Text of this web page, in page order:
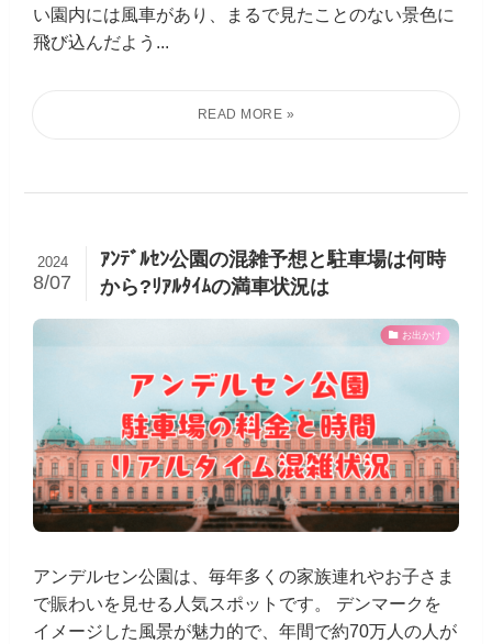
い園内には風車があり、まるで見たことのない景色に
飛び込んだよう...
ｱﾝﾃﾞﾙｾﾝ公園の混雑予想と駐車場は何時
から?ﾘｱﾙﾀｲﾑの満車状況は
2024
8/07
お出かけ
アンデルセン公園は、毎年多くの家族連れやお子さま
で賑わいを見せる人気スポットです。 デンマークを
イメージした風景が魅力的で、年間で約70万人の人が